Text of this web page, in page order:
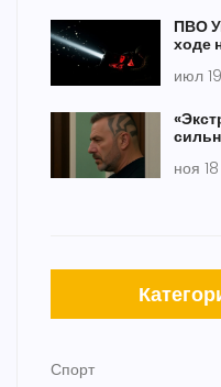
ПВО
ходе
июл
ноя
Спорт